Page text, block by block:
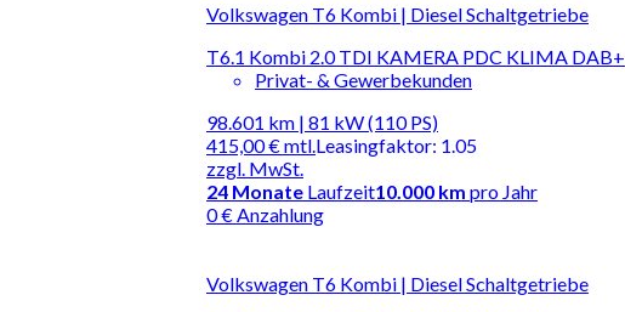
Volkswagen T6 Kombi | Diesel Schaltgetriebe
T6.1 Kombi 2.0 TDI KAMERA PDC KLIMA DAB+
Privat- & Gewerbekunden
98.601 km | 81 kW (110 PS)
415,00 €mtl.
zzgl. MwSt.
Leasingfaktor: 1.05
24 Monate Laufzeit10.000 km pro Jahr
0 € Anzahlung
Volkswagen T6 Kombi | Diesel Schaltgetriebe